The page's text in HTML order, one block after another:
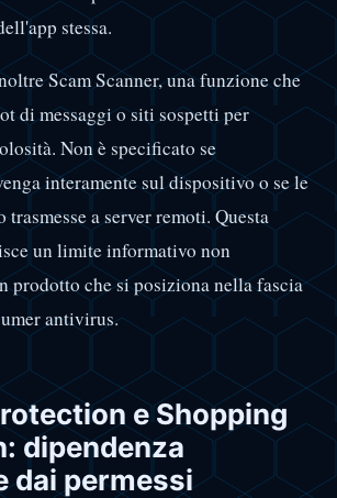
stessa.
Scam Scanner, una funzione che
di messaggi o siti sospetti per
Non è specificato se
interamente sul dispositivo o se le
a server remoti. Questa
un limite informativo non
prodotto che si posiziona nella fascia
antivirus.
e Shopping
dipendenza
dai permessi